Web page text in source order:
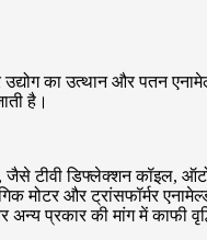
का उत्थान और पतन
है।
जैसे टीवी डिफ्लेक्शन कॉइल,
मोटर और ट्रांसफॉर्मर
प्रकार की मांग में काफी